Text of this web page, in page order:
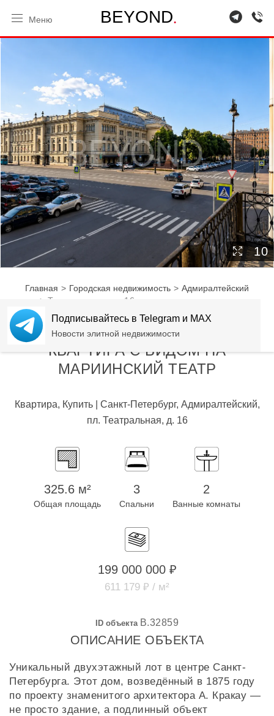
BEYOND.
Меню
10
Главная
Городская недвижимость
Адмиралтейский
Театральная пл., 16 — квартира с видом на
ТЕАТРАЛЬНАЯ ПЛ., 16 -
КВАРТИРА С ВИДОМ НА
МАРИИНСКИЙ ТЕАТР
Квартира, Купить | Санкт-Петербург, Адмиралтейский,
пл. Театральная, д. 16
325.6 м²
Общая площадь
3
Спальни
2
Ванные комнаты
199 000 000 ₽
611 179 ₽ / м²
ID объекта B.32859
ОПИСАНИЕ ОБЪЕКТА
Уникальный двухэтажный лот в центре Санкт-
Петербурга. Этот дом, возведённый в 1875 году
по проекту знаменитого архитектора А. Кракау —
не просто здание, а подлинный объект
Подписывайтесь в Telegram и MAX
Новости элитной недвижимости